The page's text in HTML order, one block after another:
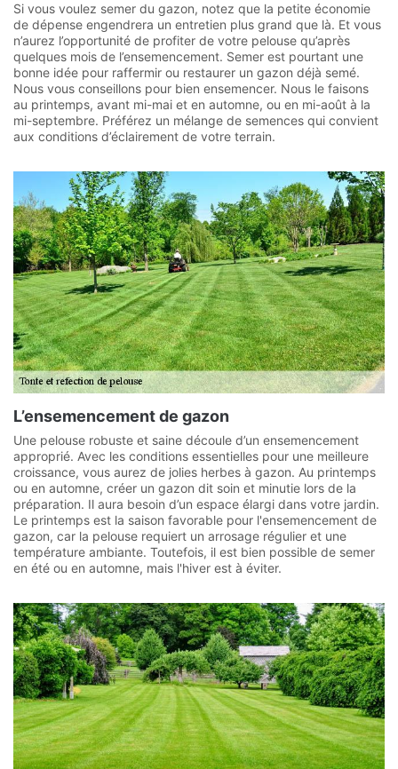
Si vous voulez semer du gazon, notez que la petite économie
de dépense engendrera un entretien plus grand que là. Et vous
n’aurez l’opportunité de profiter de votre pelouse qu’après
quelques mois de l’ensemencement. Semer est pourtant une
bonne idée pour raffermir ou restaurer un gazon déjà semé.
Nous vous conseillons pour bien ensemencer. Nous le faisons
au printemps, avant mi-mai et en automne, ou en mi-août à la
mi-septembre. Préférez un mélange de semences qui convient
aux conditions d’éclairement de votre terrain.
L’ensemencement de gazon
Une pelouse robuste et saine découle d’un ensemencement
approprié. Avec les conditions essentielles pour une meilleure
croissance, vous aurez de jolies herbes à gazon. Au printemps
ou en automne, créer un gazon dit soin et minutie lors de la
préparation. Il aura besoin d’un espace élargi dans votre jardin.
Le printemps est la saison favorable pour l'ensemencement de
gazon, car la pelouse requiert un arrosage régulier et une
température ambiante. Toutefois, il est bien possible de semer
en été ou en automne, mais l'hiver est à éviter.